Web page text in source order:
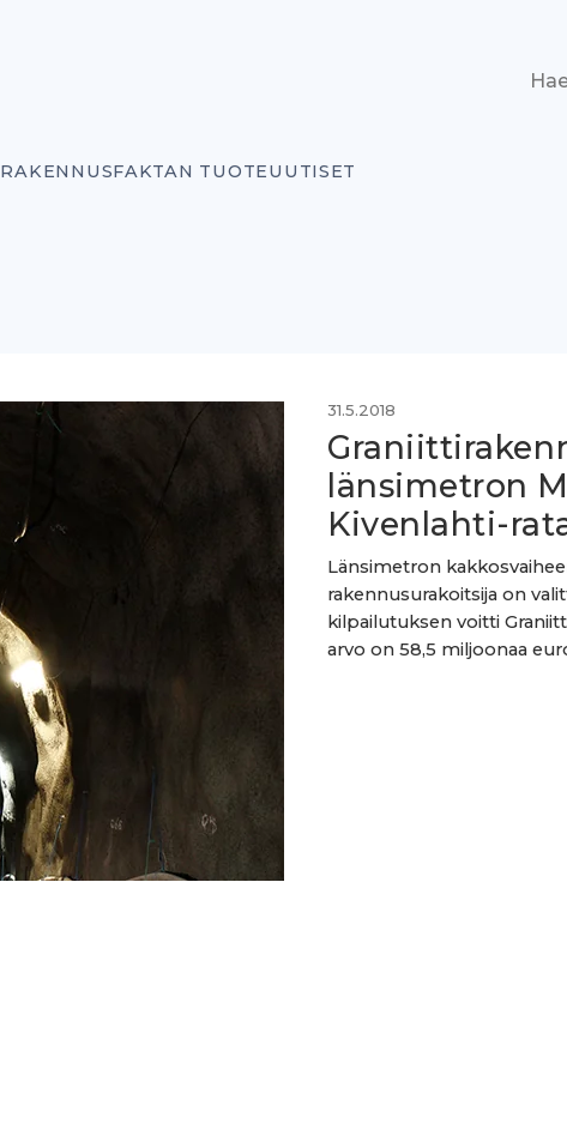
RAKENNUSFAKTAN TUOTEUUTISET
31.5.2018
länsimetron
Kivenlahti-
Länsimetron
rakennusurakoitsija on
kilpailutuksen voitti
arvo on 58,5 miljoonaa